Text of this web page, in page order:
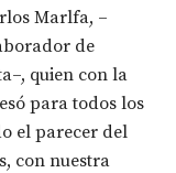
Marlfa, –
de
quien con la
para todos los
el parecer del
con nuestra